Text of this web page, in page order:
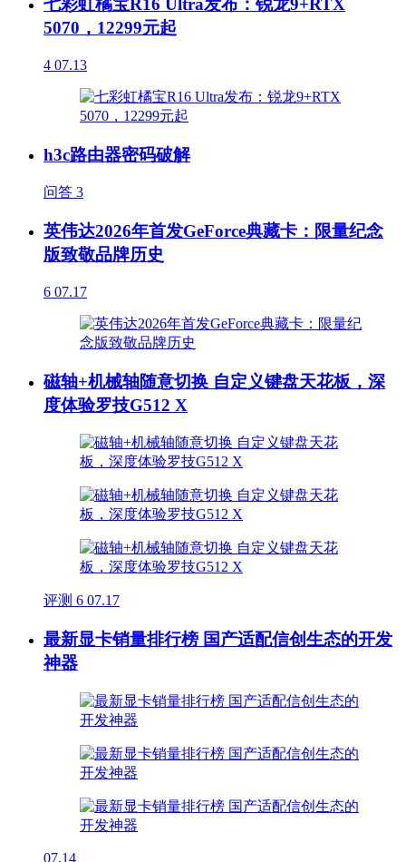
七彩虹橘宝R16 Ultra发布：锐龙9+RTX
5070，12299元起
4 07.13
h3c路由器密码破解
问答 3
英伟达2026年首发GeForce典藏卡：限量纪念
版致敬品牌历史
6 07.17
磁轴+机械轴随意切换 自定义键盘天花板，深
度体验罗技G512 X
评测 6 07.17
最新显卡销量排行榜 国产适配信创生态的开发
神器
07.14